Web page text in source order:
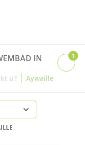
IN
u? | Aywaille
1